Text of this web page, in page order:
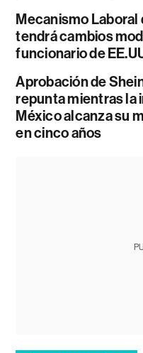
Mecanismo Laboral
tendrá cambios
funcionario de
Aprobación de
repunta mientras la
México alcanza su
en cinco años